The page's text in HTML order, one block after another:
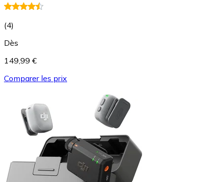
(4)
Dès
149,99 €
Comparer les prix